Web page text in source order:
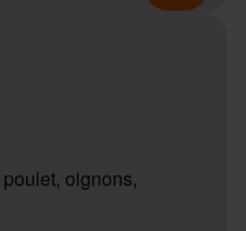
oignons,